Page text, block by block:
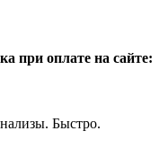
при оплате на сайте:
Быстро.